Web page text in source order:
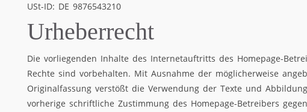
USt-ID: DE 9876543210
Urheberrecht
Die vorliegenden Inhalte des Internetauftritts des Homepage-
Rechte sind vorbehalten. Mit Ausnahme der möglicherweise
Originalfassung verstößt die Verwendung der Texte und
vorherige schriftliche Zustimmung des Homepage-Betreibers